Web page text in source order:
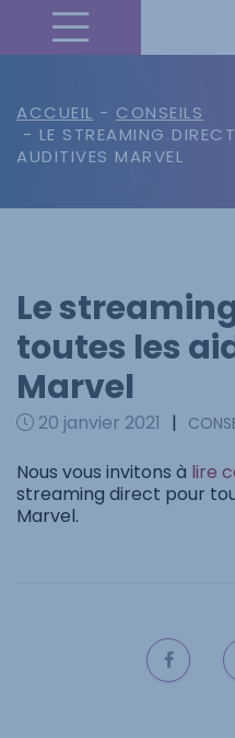
ACCUEIL - CONSEILS
- LE STREAMING
AUDITIVES MARVEL
Le
toutes les
Marvel
20 janvier 2021 |
Nous vous invitons à lire
streaming direct pour
Marvel.